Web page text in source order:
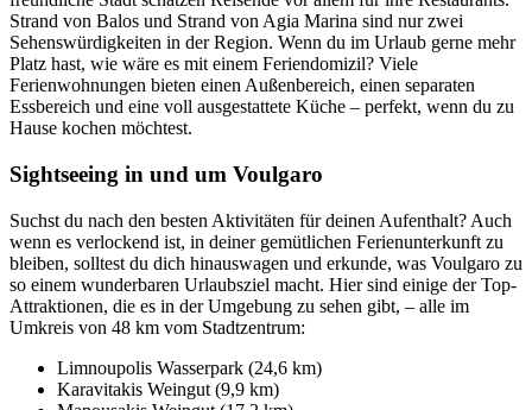
Strand von Balos und Strand von Agia Marina sind nur zwei
Sehenswürdigkeiten in der Region. Wenn du im Urlaub gerne mehr
Platz hast, wie wäre es mit einem Feriendomizil? Viele
Ferienwohnungen bieten einen Außenbereich, einen separaten
Essbereich und eine voll ausgestattete Küche – perfekt, wenn du zu
Hause kochen möchtest.
Sightseeing in und um Voulgaro
Suchst du nach den besten Aktivitäten für deinen Aufenthalt? Auch
wenn es verlockend ist, in deiner gemütlichen Ferienunterkunft zu
bleiben, solltest du dich hinauswagen und erkunde, was Voulgaro zu
so einem wunderbaren Urlaubsziel macht. Hier sind einige der Top-
Attraktionen, die es in der Umgebung zu sehen gibt, – alle im
Umkreis von 48 km vom Stadtzentrum:
Limnoupolis Wasserpark (24,6 km)
Karavitakis Weingut (9,9 km)